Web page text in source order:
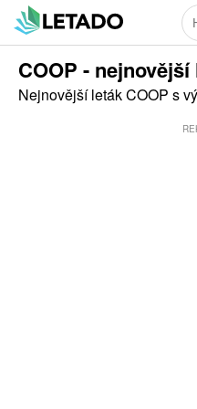
COOP -
Nejnovější leták COOP s